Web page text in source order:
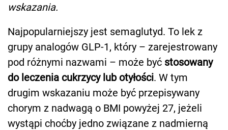
wskazania.
Najpopularniejszy jest semaglutyd. To lek z
grupy analogów GLP-1, który – zarejestrowany
pod różnymi nazwami – może być stosowany
do leczenia cukrzycy lub otyłości. W tym
drugim wskazaniu może być przepisywany
chorym z nadwagą o BMI powyżej 27, jeżeli
wystąpi choćby jedno związane z nadmierną